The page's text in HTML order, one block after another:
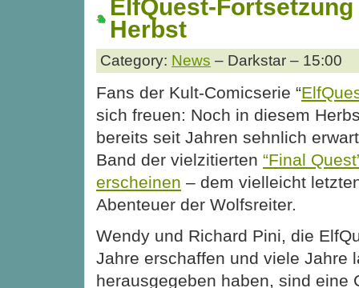
ElfQuest-
Herbst
Category: News – Darkstar – 15:00
Fans der Kult-Comicserie “
sich freuen: Noch in diesem
bereits seit Jahren sehnlich
Band der vielzitierten “Final
erscheinen – dem vielleicht
Abenteuer der Wolfsreiter.
Wendy und Richard Pini, die
Jahre erschaffen und viele Jahre
herausgegeben haben, sind eine